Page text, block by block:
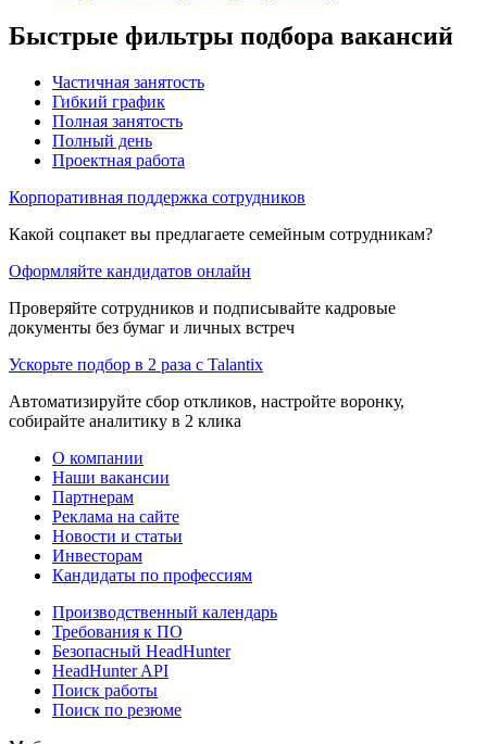
Быстрые фильтры подбора вакансий
Частичная занятость
Гибкий график
Полная занятость
Полный день
Проектная работа
Корпоративная поддержка сотрудников
Какой соцпакет вы предлагаете семейным сотрудникам?
Оформляйте кандидатов онлайн
Проверяйте сотрудников и подписывайте кадровые
документы без бумаг и личных встреч
Ускорьте подбор в 2 раза с Talantix
Автоматизируйте сбор откликов, настройте воронку,
собирайте аналитику в 2 клика
О компании
Наши вакансии
Партнерам
Реклама на сайте
Новости и статьи
Инвесторам
Кандидаты по профессиям
Производственный календарь
Требования к ПО
Безопасный HeadHunter
HeadHunter API
Поиск работы
Поиск по резюме